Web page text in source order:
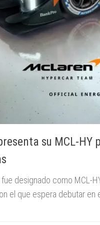
su MCL-HY
designado como MCL-
el que espera debutar en